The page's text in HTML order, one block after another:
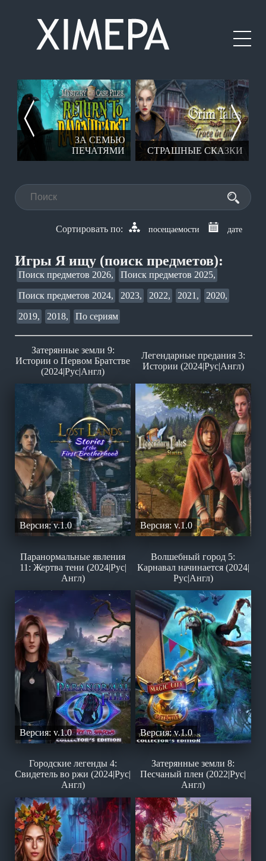
ЗА СЕМЬЮ
ПЕЧАТЯМИ
СТРАШНЫЕ СКАЗКИ
дате
посещаемости
Игры Я ищу (поиск предметов):
Поиск предметов 2026, Поиск предметов 2025,
Поиск предметов 2024, 2023, 2022, 2021, 2020,
2019, 2018, По сериям
Затерянные земли 9:
Истории о Первом Братстве
(2024|Рус|Англ)
Версия: v.1.0
Легендарные предания 3:
Истории (2024|Рус|Англ)
Версия: v.1.0
Паранормальные явления
11: Жертва тени (2024|Рус|
Англ)
Версия: v.1.0
Волшебный город 5:
Карнавал начинается (2024|
Рус|Англ)
Версия: v.1.0
Городские легенды 4:
Свидетель во ржи (2024|Рус|
Англ)
Затерянные земли 8:
Песчаный плен (2022|Рус|
Англ)